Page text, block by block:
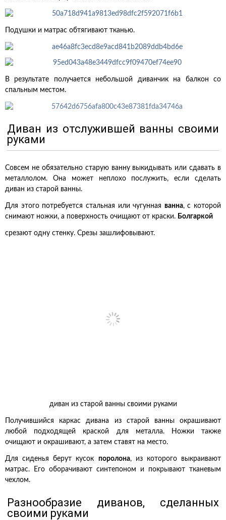
Подушки и матрас обтягивают тканью.
В результате получается небольшой диванчик на балкон со
спальным местом.
Диван из отслужившей ванны своими
руками
Совсем не обязательно старую ванну выкидывать или сдавать в
металлолом. Она может неплохо послужить, если сделать
диван из старой ванны.
Для этого потребуется стальная или чугунная ванна, с которой
снимают ножки, а поверхность очищают от краски. Болгаркой
срезают одну стенку. Срезы зашлифовывают.
диван из старой ванны своими руками
Получившийся каркас дивана из старой ванны окрашивают
любой подходящей краской для металла. Ножки также
очищают и окрашивают, а затем ставят на место.
Для сиденья берут кусок поролона, из которого выкраивают
матрас. Его оборачивают синтепоном и покрывают тканевым
чехлом.
Разнообразие диванов, сделанных
своими руками